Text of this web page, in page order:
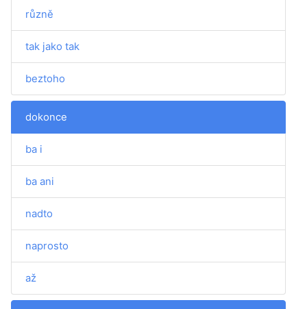
různě
tak jako tak
beztoho
dokonce
ba i
ba ani
nadto
naprosto
až